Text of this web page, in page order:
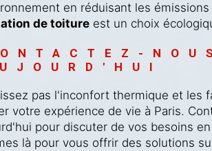
en réduisant les
de toitureest un choix
pas l'inconfort thermique et les
votre expérience de vie à Paris.
pour discuter de vos besoins en
là pour vous offrir des solutions